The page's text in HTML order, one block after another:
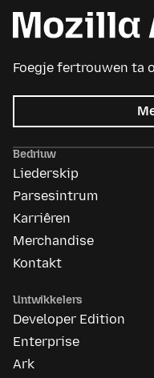
Foegje fertrouwen ta
Bedriuw
Liederskip
Parsesintrum
Karriêren
Merchandise
Kontakt
Untwikkelers
Developer Edition
Enterprise
Ark